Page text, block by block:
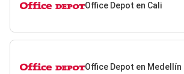
Office Depot en Cali
Office Depot en Medellín